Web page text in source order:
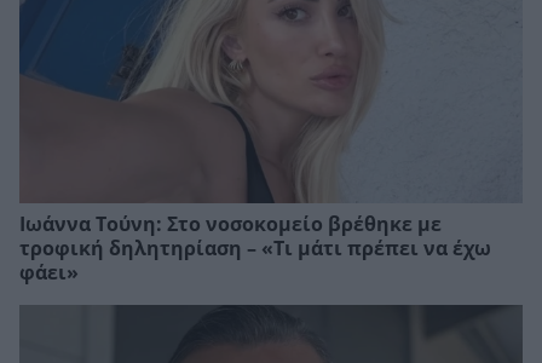
Ιωάννα Τούνη: Στο νοσοκομείο βρέθηκε με
τροφική δηλητηρίαση – «Τι μάτι πρέπει να έχω
φάει»